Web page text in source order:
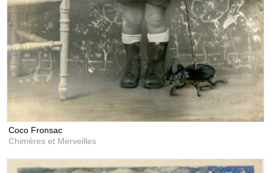
Coco Fronsac
Chimères et Merveilles